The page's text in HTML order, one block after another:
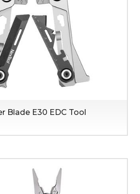
Blade E30 EDC Tool